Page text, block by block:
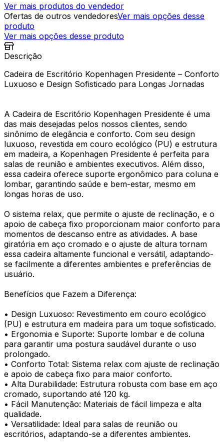
Ver mais produtos do vendedor
Ofertas de outros vendedoresVer mais opções desse
produto
Ver mais opções desse produto
Descrição
Cadeira de Escritório Kopenhagen Presidente – Conforto
Luxuoso e Design Sofisticado para Longas Jornadas
A Cadeira de Escritório Kopenhagen Presidente é uma
das mais desejadas pelos nossos clientes, sendo
sinônimo de elegância e conforto. Com seu design
luxuoso, revestida em couro ecológico (PU) e estrutura
em madeira, a Kopenhagen Presidente é perfeita para
salas de reunião e ambientes executivos. Além disso,
essa cadeira oferece suporte ergonômico para coluna e
lombar, garantindo saúde e bem-estar, mesmo em
longas horas de uso.
O sistema relax, que permite o ajuste de reclinação, e o
apoio de cabeça fixo proporcionam maior conforto para
momentos de descanso entre as atividades. A base
giratória em aço cromado e o ajuste de altura tornam
essa cadeira altamente funcional e versátil, adaptando-
se facilmente a diferentes ambientes e preferências de
usuário.
Benefícios que Fazem a Diferença:
• Design Luxuoso: Revestimento em couro ecológico
(PU) e estrutura em madeira para um toque sofisticado.
• Ergonomia e Suporte: Suporte lombar e de coluna
para garantir uma postura saudável durante o uso
prolongado.
• Conforto Total: Sistema relax com ajuste de reclinação
e apoio de cabeça fixo para maior conforto.
• Alta Durabilidade: Estrutura robusta com base em aço
cromado, suportando até 120 kg.
• Fácil Manutenção: Materiais de fácil limpeza e alta
qualidade.
• Versatilidade: Ideal para salas de reunião ou
escritórios, adaptando-se a diferentes ambientes.